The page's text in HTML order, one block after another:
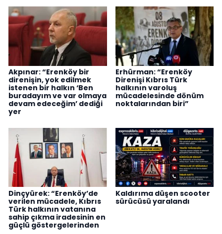
Akpınar: “Erenköy bir
direnişin, yok edilmek
istenen bir halkın ‘Ben
buradayım ve var olmaya
devam edeceğim’ dediği
yer
Erhürman: “Erenköy
Direnişi Kıbrıs Türk
halkının varoluş
mücadelesinde dönüm
noktalarından biri”
Dinçyürek: “Erenköy’de
verilen mücadele, Kıbrıs
Türk halkının vatanına
sahip çıkma iradesinin en
güçlü göstergelerinden
Kaldırıma düşen scooter
sürücüsü yaralandı